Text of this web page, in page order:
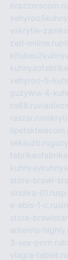
brazzerscom.ru
vskrytie-
zed-online.ru
xehyroo-5-
guzywia-4-
cs68.ru
raszar.ru
seksuzb.ru
store-brawl-
sindika-01.ru
e-abis-1-c.ru
store-
antenna-
3-sex-porn.ru
viagra-tablet.ru